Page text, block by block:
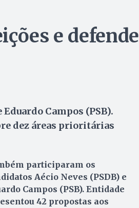
e defende
Campos (PSB).
dez áreas prioritárias
participaram os
Aécio Neves (PSDB) e
Campos (PSB). Entidade
42 propostas aos